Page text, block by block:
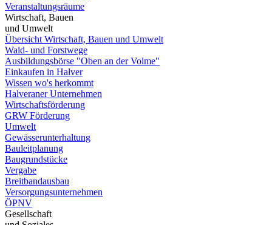
Veranstaltungsräume
Wirtschaft, Bauen
und Umwelt
Übersicht Wirtschaft, Bauen und Umwelt
Wald- und Forstwege
Ausbildungsbörse "Oben an der Volme"
Einkaufen in Halver
Wissen wo's herkommt
Halveraner Unternehmen
Wirtschaftsförderung
GRW Förderung
Umwelt
Gewässerunterhaltung
Bauleitplanung
Baugrundstücke
Vergabe
Breitbandausbau
Versorgungsunternehmen
ÖPNV
Gesellschaft